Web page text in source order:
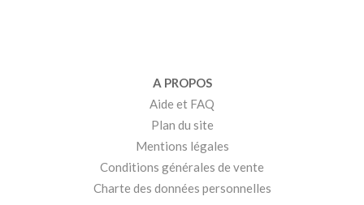
A PROPOS
Aide et FAQ
Plan du site
Mentions légales
Conditions générales de vente
Charte des données personnelles